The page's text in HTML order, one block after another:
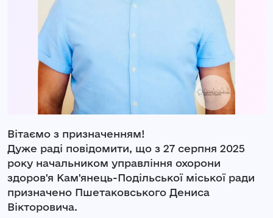
Вітаємо з призначенням!
Дуже раді повідомити, що з 27 серпня 2025
року начальником управління охорони
здоров'я Кам'янець-Подільської міської ради
призначено Пшетаковського Дениса
Вікторовича.